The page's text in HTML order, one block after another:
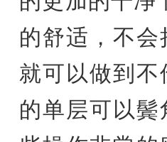
的舒适，不会
就可以做到不
的单层可以